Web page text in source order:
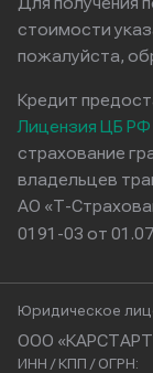
стоимости
пожалуйста,
Кредит
Лицензия ЦБ РФ
страхование
владельцев
АО «Т-
0191-03 от
Юридическое
ООО
ИНН / КПП / ОГРН: